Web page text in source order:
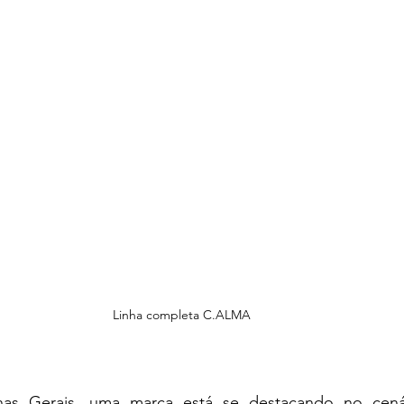
Linha completa C.ALMA